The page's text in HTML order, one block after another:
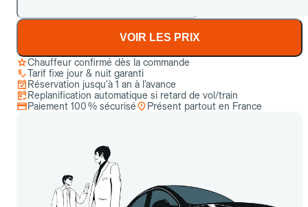
VOIR LES PRIX
Chauffeur confirmé dès la commande
Tarif fixe jour & nuit garanti
Réservation jusqu’à 1 an à l’avance
Replanification automatique si retard de vol/train
Paiement 100 % sécurisé
Présent partout en France